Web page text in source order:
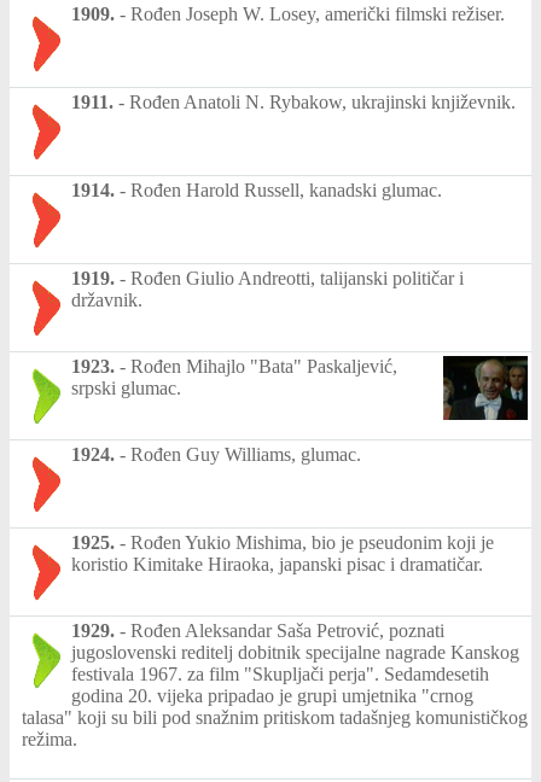
1909. - Rođen Joseph W. Losey, američki filmski režiser.
1911. - Rođen Anatoli N. Rybakow, ukrajinski književnik.
1914. - Rođen Harold Russell, kanadski glumac.
1919. - Rođen Giulio Andreotti, talijanski političar i
državnik.
1923. - Rođen Mihajlo "Bata" Paskaljević,
srpski glumac.
1924. - Rođen Guy Williams, glumac.
1925. - Rođen Yukio Mishima, bio je pseudonim koji je
koristio Kimitake Hiraoka, japanski pisac i dramatičar.
1929. - Rođen Aleksandar Saša Petrović, poznati
jugoslovenski reditelj dobitnik specijalne nagrade Kanskog
festivala 1967. za film "Skupljači perja". Sedamdesetih
godina 20. vijeka pripadao je grupi umjetnika "crnog
talasa" koji su bili pod snažnim pritiskom tadašnjeg komunističkog
režima.